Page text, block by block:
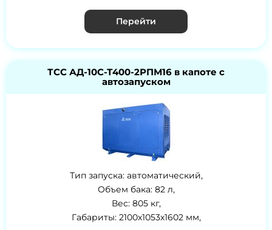
Перейти
ТСС АД-10С-Т400-2РПМ16 в капоте с
автозапуском
Тип запуска: автоматический,
Объем бака: 82 л,
Вес: 805 кг,
Габариты: 2100х1053х1602 мм,